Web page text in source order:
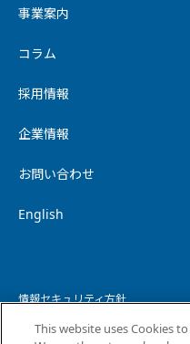
事業案内
コラム
採用情報
企業情報
お問い合わせ
English
情報セキュリティ方針
個人情報保護方針
This website uses Cookies